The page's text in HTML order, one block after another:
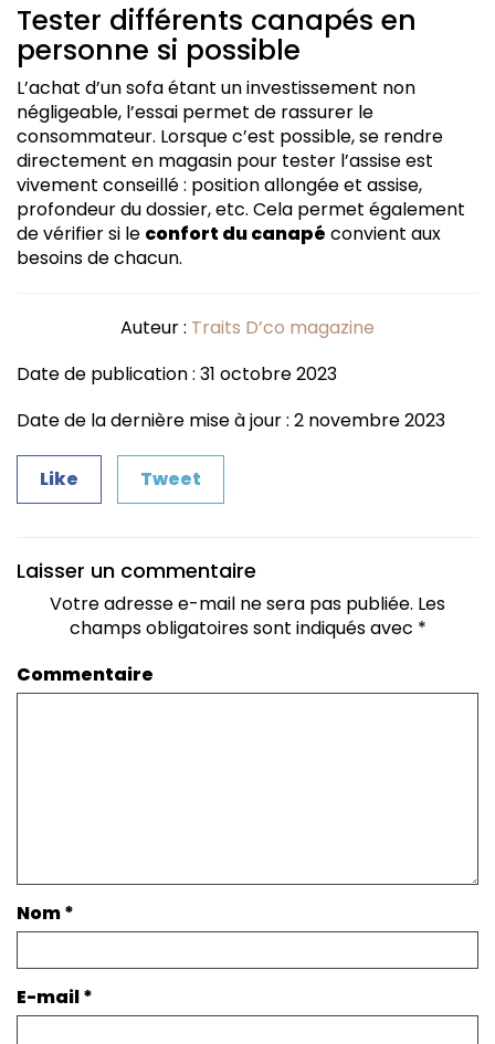
Tester différents canapés en
personne si possible
L’achat d’un sofa étant un investissement non
négligeable, l’essai permet de rassurer le
consommateur. Lorsque c’est possible, se rendre
directement en magasin pour tester l’assise est
vivement conseillé : position allongée et assise,
profondeur du dossier, etc. Cela permet également
de vérifier si le confort du canapé convient aux
besoins de chacun.
Auteur : Traits D’co magazine
Date de publication : 31 octobre 2023
Date de la dernière mise à jour : 2 novembre 2023
Like Tweet
Laisser un commentaire
Votre adresse e-mail ne sera pas publiée. Les
champs obligatoires sont indiqués avec *
Commentaire
Nom*
E-mail*